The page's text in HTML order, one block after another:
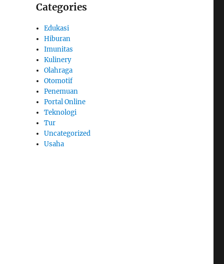
Categories
Edukasi
Hiburan
Imunitas
Kulinery
Olahraga
Otomotif
Penemuan
Portal Online
Teknologi
Tur
Uncategorized
Usaha